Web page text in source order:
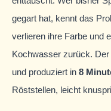
gegart hat, kennt das
verlieren ihre Farbe und
Kochwasser zurück.
und produziert in 8
Röststellen, leicht